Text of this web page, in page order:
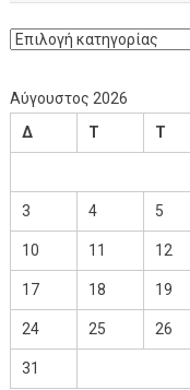
Αύγουστος 2026
Δ
Τ Τ
3 4 5
10 11 12
17 18 19
24 25 26
31